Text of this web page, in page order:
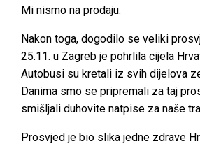
Mi nismo na prodaju.
Nakon toga, dogodilo se veliki
25.11. u Zagreb je pohrlila cijela
Autobusi su kretali iz svih dijelova
Danima smo se pripremali za taj
smišljali duhovite natpise za naše
Prosvjed je bio slika jedne zdrave